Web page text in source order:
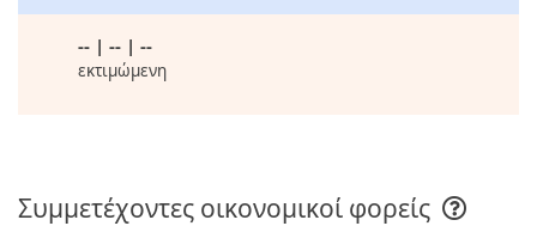
-- | -- | --
εκτιμώμενη
Συμμετέχοντες οικονομικοί φορείς